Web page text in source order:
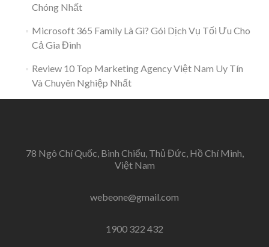
Chóng Nhất
Microsoft 365 Family Là Gì? Gói Dịch Vụ Tối Ưu Cho
Cả Gia Đình
Review 10 Top Marketing Agency Việt Nam Uy Tín
Và Chuyên Nghiệp Nhất
78 Ngô Chí Quốc, Bình Chiểu, Thủ Đức, Hồ Chí Minh,
Việt Nam
webeone@gmail.com
1900 322 432